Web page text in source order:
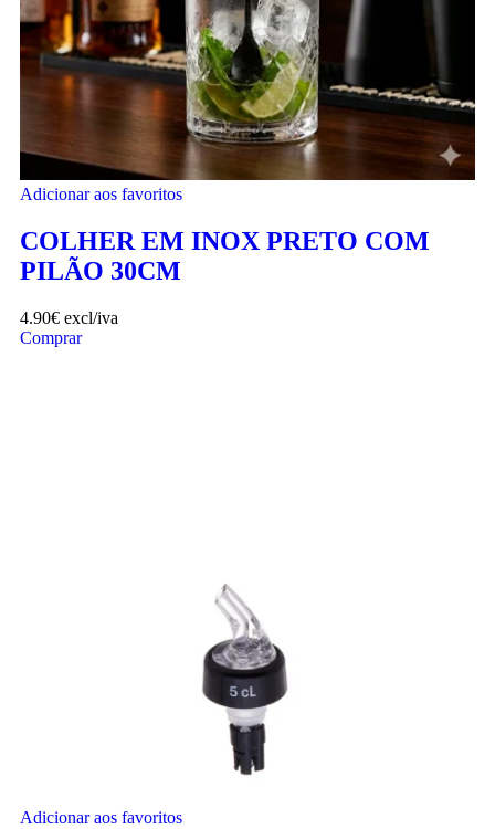
Adicionar aos favoritos
COLHER EM INOX PRETO COM
PILÃO 30CM
4.90€ excl/iva
Comprar
Adicionar aos favoritos